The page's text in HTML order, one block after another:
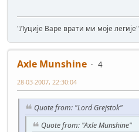
"Луције Варе врати ми моје легије"
Axle Munshine
4
28-03-2007, 22:30:04
Quote from: "Lord Grejstok"
Quote from: "Axle Munshine"